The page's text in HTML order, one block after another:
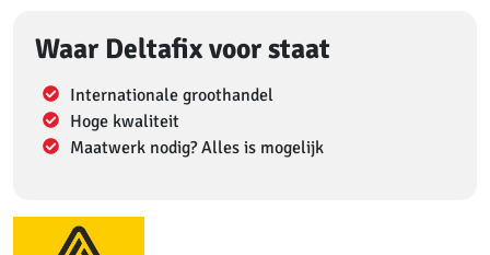
Waar Deltafix voor staat
Internationale groothandel
Hoge kwaliteit
Maatwerk nodig? Alles is mogelijk